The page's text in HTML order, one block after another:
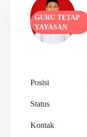
GURU TETAP
YAYASAN
Posisi
Status
Kontak